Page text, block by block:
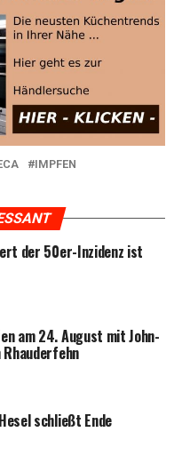
IMPFEN
der 50er-Inzi­denz ist
am 24. August mit John­
Rhauderfehn
schließt Ende